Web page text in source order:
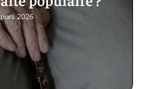
2026